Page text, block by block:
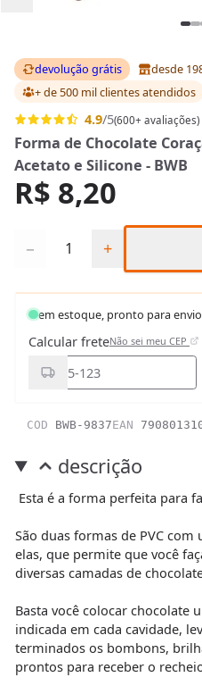
devolução grátis
desde
+ de 500 mil clientesatendidos
4.9/5(600+ avaliações)
Forma de Chocolate
Acetato e Silicone - BWB
R$ 8,20
− +
em estoque, pronto para envio
Calcular freteNão sei meu CEP
COD BWB-9837EAN
descrição
Esta é a forma perfeita para
São duas formas de PVC
elas, que permite que você
diversas camadas de
Basta você colocar chocolate
indicada em cada cavidade,
terminados os bombons,
prontos para receber o